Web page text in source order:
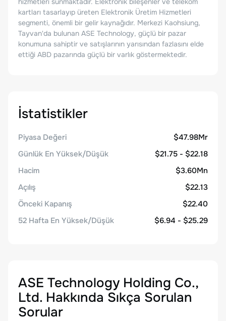
kartları tasarlayıp üreten Elektronik Üretim Hizmetleri
segmenti, önemli bir gelir kaynağıdır. Merkezi Kaohsiung,
Tayvan'da bulunan ASE Technology, güçlü bir pazar
konumuna sahiptir ve satışlarının yarısından fazlasını elde
ettiği ABD pazarında güçlü bir varlık göstermektedir.
İstatistikler
Piyasa Değeri
$47.98Mr
Günlük En Yüksek/Düşük
$21.75 - $22.18
Hacim
$3.60Mn
Açılış
$22.13
Önceki Kapanış
$22.40
52 Hafta En Yüksek/Düşük
$6.94 - $25.29
ASE Technology Holding Co.,
Ltd. Hakkında Sıkça Sorulan
Sorular